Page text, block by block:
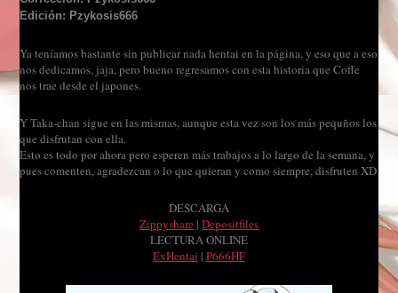
Edición: Pzykosis666
Ya teníamos bastante sin publicar nada hentai en la página, y eso que a eso
nos dedicamos, jaja, pero bueno regresamos con esta historia que Coffe
nos trae desde el japones.
Y Taka-chan sigue en las mismas, aunque esta vez son los más pequños los
que disfrutan con ella.
Esto es todo por ahora pero esperen más trabajos a lo largo de la semana, y
pues comenten, agradezcan o lo que quieran y como siempre, disfruten XD
DESCARGA
Zippyshare | Depositfiles
LECTURA ONLINE
ExHentai | P666HF